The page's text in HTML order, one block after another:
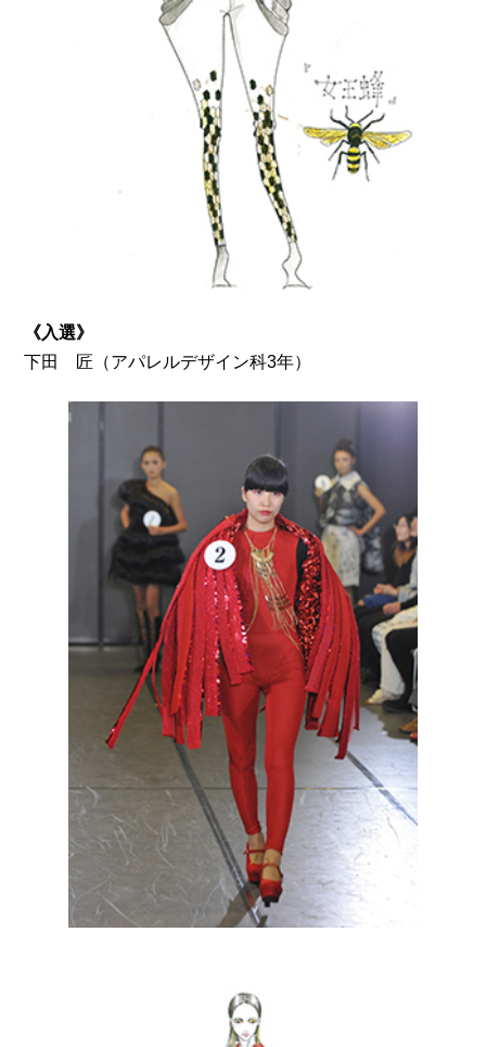
《入選》
下田 匠
（アパレルデザイン科3年）